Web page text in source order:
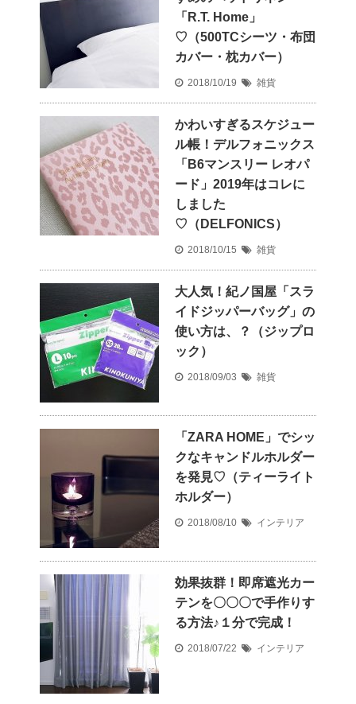
「R.T. Home」
♡（500TCシーツ・布団
カバー・枕カバー）
2018/10/19 雑貨
かわいすぎるスケジュー
ル帳！デルフォニックス
「B6マンスリー レオパ
ード」2019年はコレに
しました
♡（DELFONICS）
2018/10/15 雑貨
大人気！紀ノ国屋「スラ
イドジッパーバッグ」の
使い方は、？（ジップロ
ック）
2018/09/03 雑貨
「ZARA HOME」でシッ
クなキャンドルホルダー
を発見♡（ティーライト
ホルダー）
2018/08/10 インテリア
効果抜群！即席遮光カー
テンを〇〇〇で手作りす
る方法♪１分で完成！
2018/07/22 インテリア